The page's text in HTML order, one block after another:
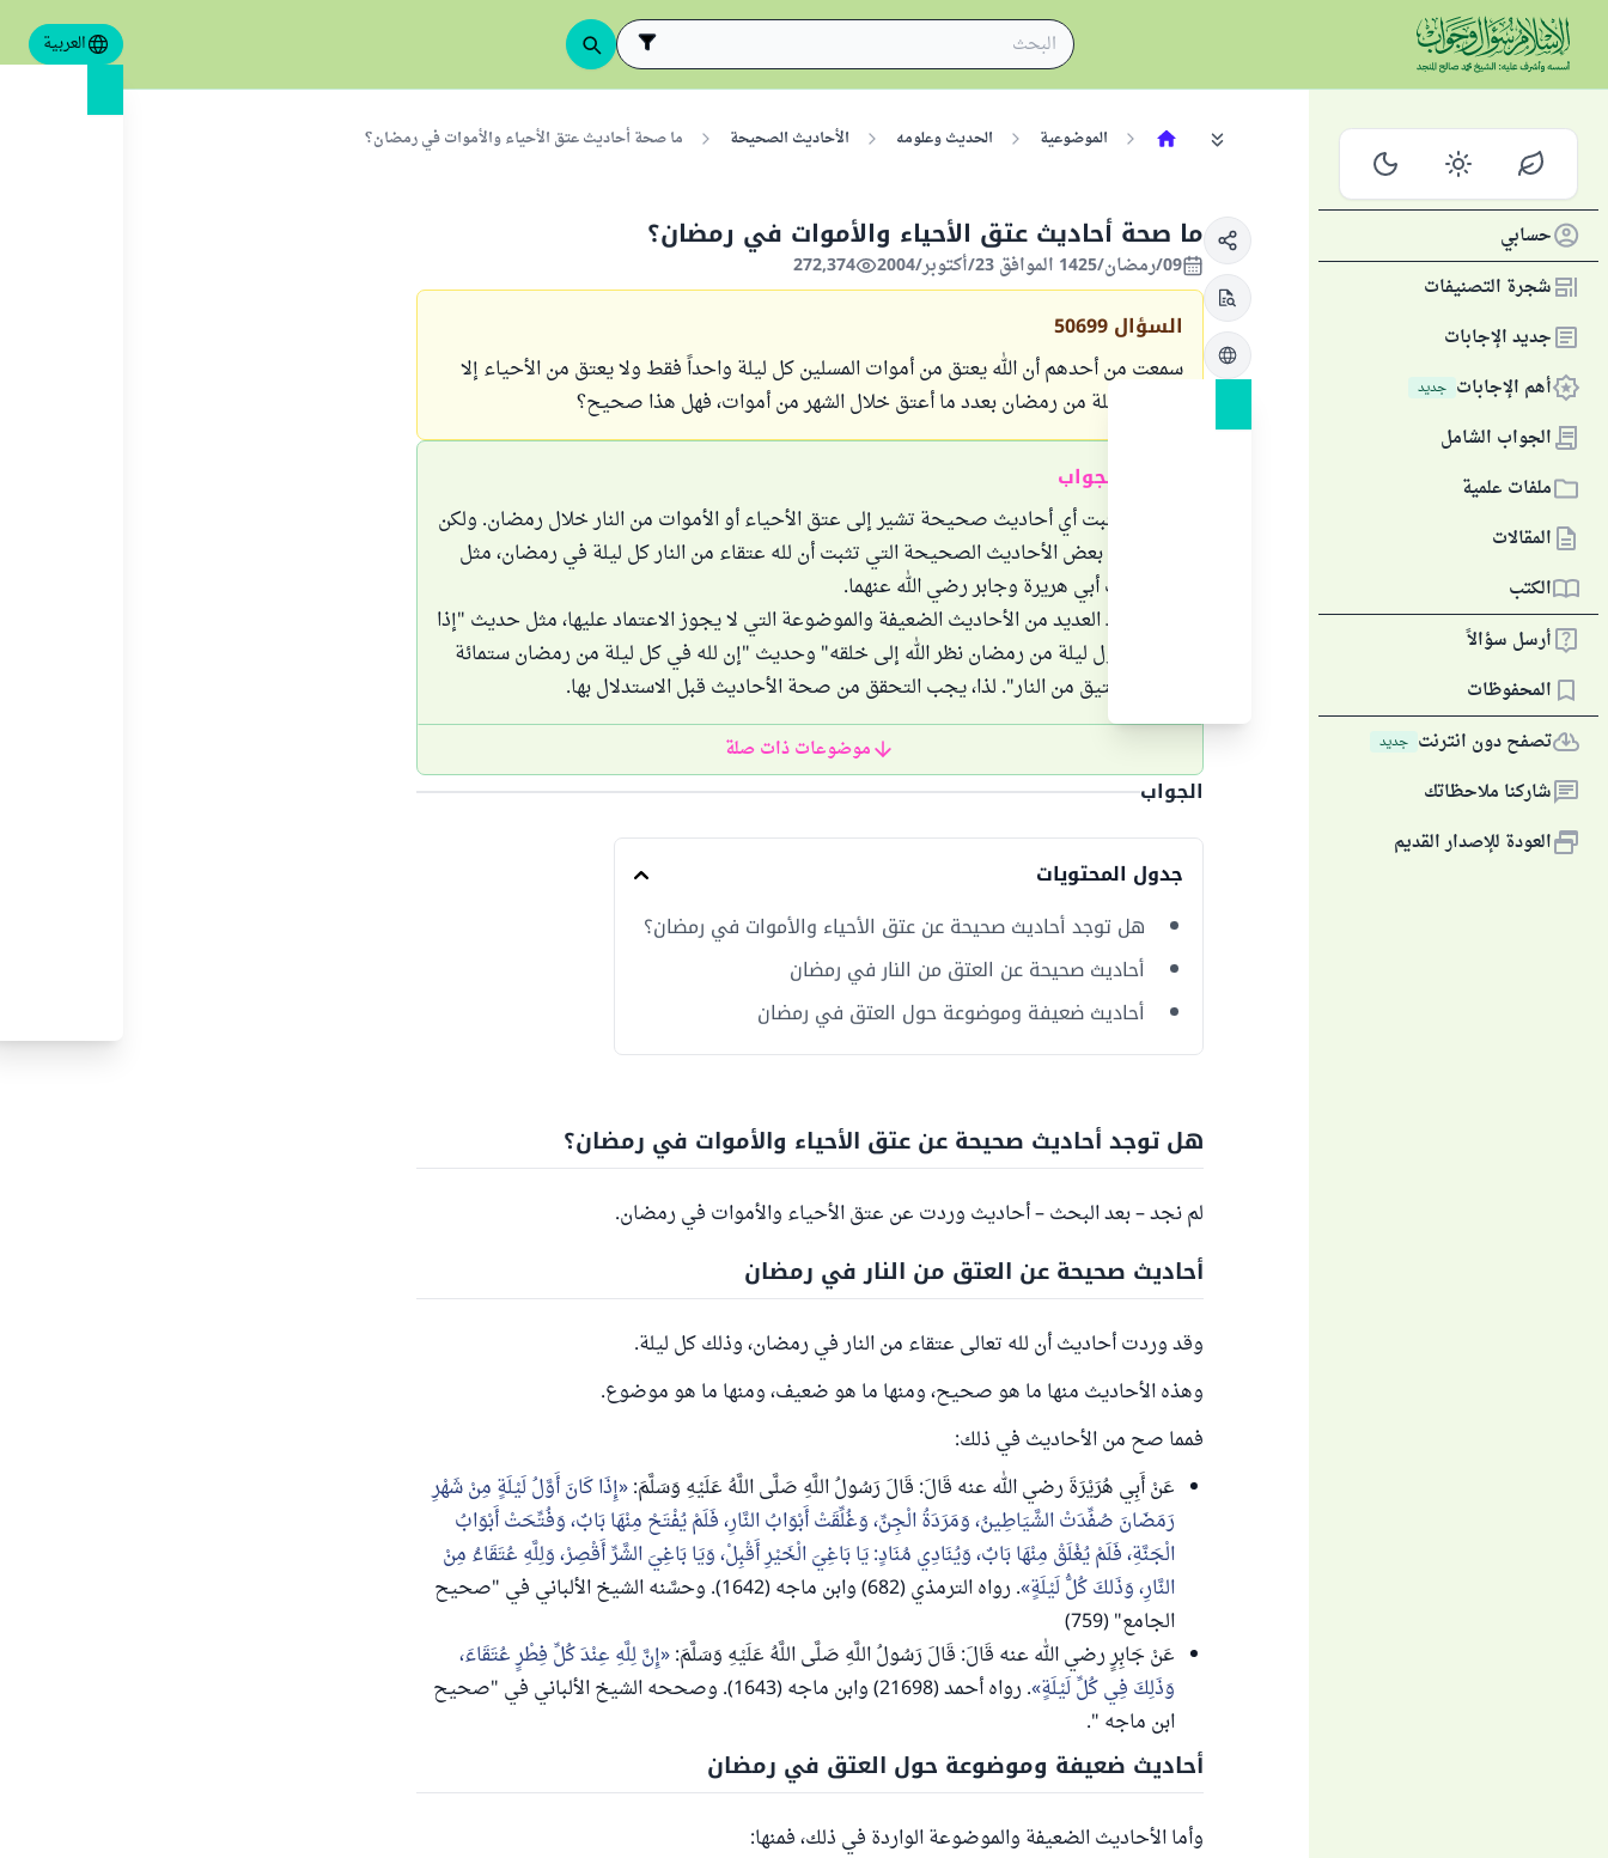
العربية
حسابي
شجرة التصنيفات
جديد الإجابات
أهم الإجابات جديد
الجواب الشامل
ملفات علمية
المقالات
الكتب
أرسل سؤالاً
المحفوظات
تصفح دون انترنت جديد
شاركنا ملاحظاتك
العودة للإصدار القديم
الموضوعية الحديث وعلومه الأحاديث الصحيحة ما صحة أحاديث عتق الأحياء والأموات في رمضان؟
ما صحة أحاديث عتق الأحياء والأموات في رمضان؟
09/رمضان/1425 الموافق 23/أكتوبر/2004 272,374
السؤال 50699
سمعت من أحدهم أن الله يعتق من أموات المسلين كل ليلة واحداً فقط ولا يعتق من الأحياء إلا
في آخر ليلة من رمضان بعدد ما أعتق خلال الشهر من أموات، فهل هذا صحيح؟
ملخص الجواب
- لم تثبت أي أحاديث صحيحة تشير إلى عتق الأحياء أو الأموات من النار خلال رمضان. ولكن
وردت بعض الأحاديث الصحيحة التي تثبت أن لله عتقاء من النار كل ليلة في رمضان، مثل
حديث أبي هريرة وجابر رضي الله عنهما.
- هناك العديد من الأحاديث الضعيفة والموضوعة التي لا يجوز الاعتماد عليها، مثل حديث "إذا
كان أول ليلة من رمضان نظر الله إلى خلقه" وحديث "إن لله في كل ليلة من رمضان ستمائة
ألف عتيق من النار". لذا، يجب التحقق من صحة الأحاديث قبل الاستدلال بها.
موضوعات ذات صلة
الجواب
جدول المحتويات
هل توجد أحاديث صحيحة عن عتق الأحياء والأموات في رمضان؟
أحاديث صحيحة عن العتق من النار في رمضان
أحاديث ضعيفة وموضوعة حول العتق في رمضان
هل توجد أحاديث صحيحة عن عتق الأحياء والأموات في رمضان؟
لم نجد – بعد البحث – أحاديث وردت عن عتق الأحياء والأموات في رمضان.
أحاديث صحيحة عن العتق من النار في رمضان
وقد وردت أحاديث أن لله تعالى عتقاء من النار في رمضان، وذلك كل ليلة.
وهذه الأحاديث منها ما هو صحيح، ومنها ما هو ضعيف، ومنها ما هو موضوع.
فمما صح من الأحاديث في ذلك:
عَنْ أَبِي هُرَيْرَةَ رضي الله عنه قَالَ: قَالَ رَسُولُ اللَّهِ صَلَّى اللَّهُ عَلَيْهِ وَسَلَّمَ: إِذَا كَانَ أَوَّلُ لَيْلَةٍ مِنْ شَهْرِ
رَمَضَانَ صُفِّدَتْ الشَّيَاطِينُ، وَمَرَدَةُ الْجِنِّ، وَغُلِّقَتْ أَبْوَابُ النَّارِ، فَلَمْ يُفْتَحْ مِنْهَا بَابٌ، وَفُتِّحَتْ أَبْوَابُ
الْجَنَّةِ، فَلَمْ يُغْلَقْ مِنْهَا بَابٌ، وَيُنَادِي مُنَادٍ: يَا بَاغِيَ الْخَيْرِ أَقْبِلْ، وَيَا بَاغِيَ الشَّرِّ أَقْصِرْ، وَلِلَّهِ عُتَقَاءُ مِنْ
النَّارِ، وَذَلكَ كُلُّ لَيْلَةٍ
. رواه الترمذي (682) وابن ماجه (1642). وحسَّنه الشيخ الألباني في "صحيح
الجامع" (759)
عَنْ جَابِرٍ رضي الله عنه قَالَ: قَالَ رَسُولُ اللَّهِ صَلَّى اللَّهُ عَلَيْهِ وَسَلَّمَ: إِنَّ لِلَّهِ عِنْدَ كُلِّ فِطْرٍ عُتَقَاءَ،
وَذَلِكَ فِي كُلِّ لَيْلَةٍ
. رواه أحمد (21698) وابن ماجه (1643). وصححه الشيخ الألباني في "صحيح
ابن ماجه ".
أحاديث ضعيفة وموضوعة حول العتق في رمضان
وأما الأحاديث الضعيفة والموضوعة الواردة في ذلك، فمنها: